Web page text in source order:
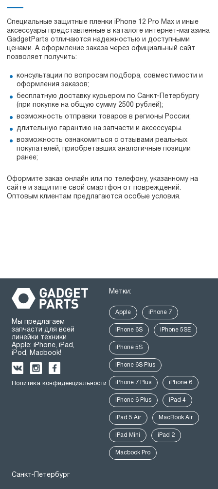
Специальные защитные пленки iPhone 12 Pro Max и иные
аксессуары представленные в каталоге интернет-магазина
GadgetParts отличаются надежностью и доступными
ценами. А оформление заказа через официальный сайт
позволяет получить:
консультации по вопросам подбора, совместимости и
оформления заказов;
бесплатную доставку курьером по Санкт-Петербургу
(при покупке на общую сумму 2500 рублей);
возможность отправки товаров в регионы России;
длительную гарантию на запчасти и аксессуары.
возможность ознакомиться с отзывами реальных
покупателей, приобретавших аналогичные позиции
ранее;
Оформите заказ онлайн или по телефону, указанному на
сайте и защитите свой смартфон от повреждений.
Оптовым клиентам предлагаются особые условия.
Мы предлагаем
запчасти для всей
линейки техники
Apple: iPhone, iPad,
iPod, Macbook!
Политика конфиденциальности
Метки:
Apple iPhone 7
iPhone 6S iPhone 5SE
iPhone 5S
iPhone 6S Plus
iPhone 7 Plus iPhone 6
iPhone 6 Plus iPad 4
iPad 5 Air MacBook Air
iPad Mini iPad 2
Macbook Pro
Санкт-Петербург